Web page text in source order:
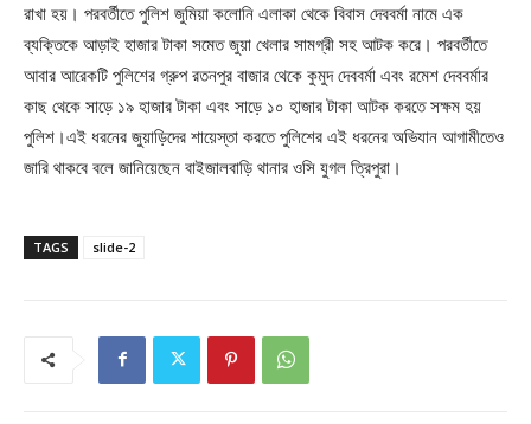
রাখা হয়। পরবর্তীতে পুলিশ জুমিয়া কলোনি এলাকা থেকে বিবাস দেববর্মা নামে এক
ব্যক্তিকে আড়াই হাজার টাকা সমেত জুয়া খেলার সামগ্রী সহ আটক করে। পরবর্তীতে
আবার আরেকটি পুলিশের গ্রুপ রতনপুর বাজার থেকে কুমুদ দেববর্মা এবং রমেশ দেববর্মার
কাছ থেকে সাড়ে ১৯ হাজার টাকা এবং সাড়ে ১০ হাজার টাকা আটক করতে সক্ষম হয়
পুলিশ।এই ধরনের জুয়াড়িদের শায়েস্তা করতে পুলিশের এই ধরনের অভিযান আগামীতেও
জারি থাকবে বলে জানিয়েছেন বাইজালবাড়ি থানার ওসি যুগল ত্রিপুরা।
TAGS slide-2